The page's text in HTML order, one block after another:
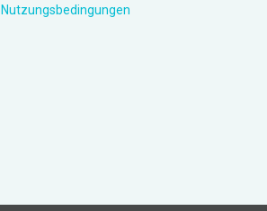
Nutzungsbedingungen